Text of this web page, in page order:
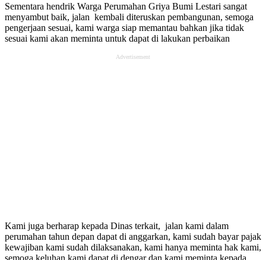
Sementara hendrik Warga Perumahan Griya Bumi Lestari sangat
menyambut baik, jalan kembali diteruskan pembangunan, semoga
pengerjaan sesuai, kami warga siap memantau bahkan jika tidak
sesuai kami akan meminta untuk dapat di lakukan perbaikan
Advertisement
Kami juga berharap kepada Dinas terkait, jalan kami dalam
perumahan tahun depan dapat di anggarkan, kami sudah bayar pajak
kewajiban kami sudah dilaksanakan, kami hanya meminta hak kami,
semoga keluhan kami dapat di dengar dan kami meminta kepada